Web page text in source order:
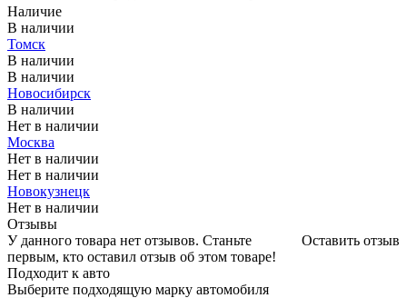
Наличие
В наличии
Томск
В наличии
В наличии
Новосибирск
В наличии
Нет в наличии
Москва
Нет в наличии
Нет в наличии
Новокузнецк
Нет в наличии
Отзывы
Оставить отзыв
У данного товара нет отзывов. Станьте
первым, кто оставил отзыв об этом товаре!
Подходит к авто
Выберите подходящую марку автомобиля